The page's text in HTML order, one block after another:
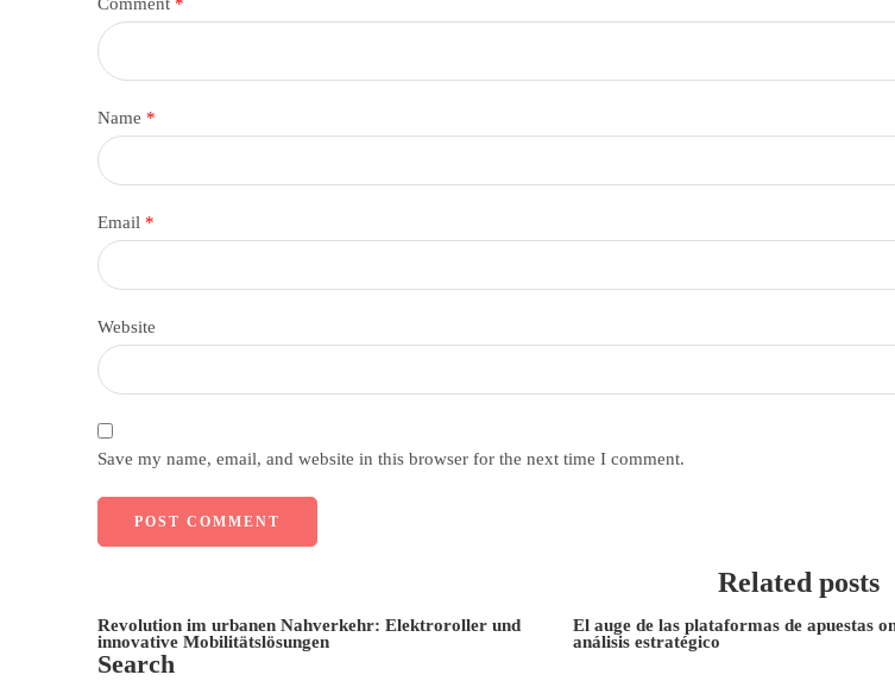
Name *
Email *
Website
Save my name, email, and website in this browser for the next time I comment.
Related posts
Revolution im urbanen Nahverkehr: Elektroroller und
innovative Mobilitätslösungen
El auge de las plataformas de apuestas
análisis estratégico
Search